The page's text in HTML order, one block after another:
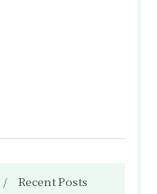
Recent Posts